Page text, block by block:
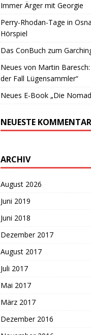
Immer Ärger mit Georgie
Perry-Rhodan-Tage in
Hörspiel
Das ConBuch zum
Neues von Martin
der Fall Lügensammler“
Neues E-Book „Die
NEUESTE
ARCHIV
August 2026
Juni 2019
Juni 2018
Dezember 2017
August 2017
Juli 2017
Mai 2017
März 2017
Dezember 2016